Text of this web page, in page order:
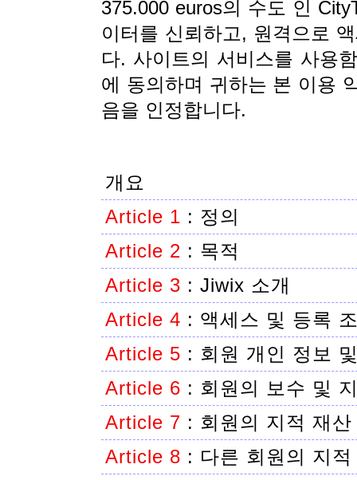
375.000 euros의 수도 인
이터를 신뢰하고, 원격으로
다. 사이트의 서비스를 사용
에 동의하며 귀하는 본 이용
음을 인정합니다.
개요
Article 1 : 정의
Article 2 : 목적
Article 3 : Jiwix 소개
Article 4 : 액세스 및 등록
Article 5 : 회원 개인 정보
Article 6 : 회원의 보수 및
Article 7 : 회원의 지적 재산
Article 8 : 다른 회원의 지